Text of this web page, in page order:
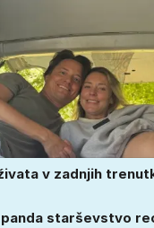
v zadnjih
starševstvo